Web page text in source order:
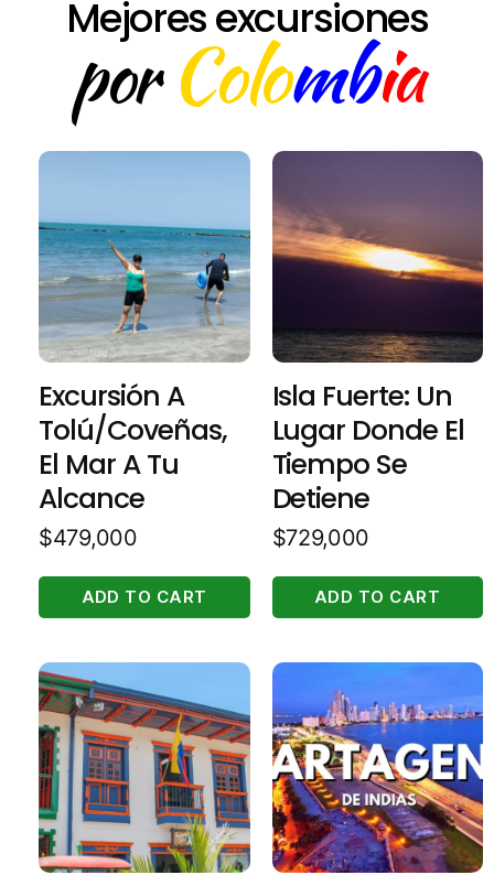
Mejores excursiones
porColombia
Excursión A
Tolú/Coveñas,
El Mar A Tu
Alcance
$479,000
ADD TO CART
Isla Fuerte: Un
Lugar Donde El
Tiempo Se
Detiene
$729,000
ADD TO CART